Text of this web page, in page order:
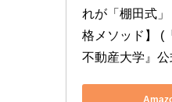
れが「棚田式
格メソッド】 (
不動産大学』